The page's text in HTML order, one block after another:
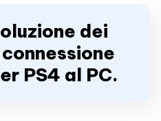
dei
PS4 al PC.